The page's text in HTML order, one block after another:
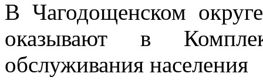
В Чагодощенском округе
оказывают в
обслуживания населения